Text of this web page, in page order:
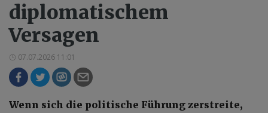
diplomatischem
Versagen
07.07.2026 11:01
Wenn sich die politische Führung zerstreite,